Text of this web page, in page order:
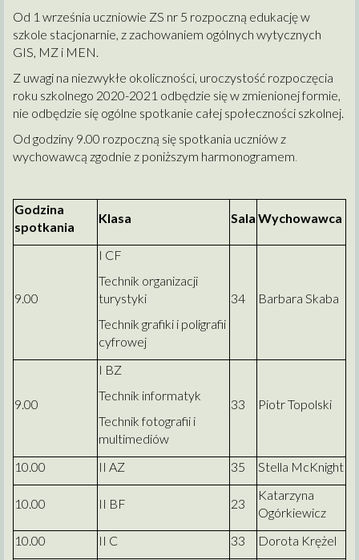
Od 1 września uczniowie ZS nr 5 rozpoczną edukację w
szkole stacjonarnie, z zachowaniem ogólnych wytycznych
GIS, MZ i MEN.
Z uwagi na niezwykłe okoliczności, uroczystość rozpoczęcia
roku szkolnego 2020-2021 odbędzie się w zmienionej formie,
nie odbędzie się ogólne spotkanie całej społeczności szkolnej.
Od godziny 9.00 rozpoczną się spotkania uczniów z
wychowawcą zgodnie z poniższym harmonogramem.
Godzina
spotkania
Klasa Sala Wychowawca
9.00
I CF
Technik organizacji
turystyki
Technik grafiki i poligrafii
cyfrowej
34 Barbara Skaba
9.00
I BZ
Technik informatyk
Technik fotografii i
multimediów
33 Piotr Topolski
10.00 II AZ 35 Stella McKnight
10.00 II BF 23
Katarzyna
Ogórkiewicz
10.00
II C 33 Dorota Krężel